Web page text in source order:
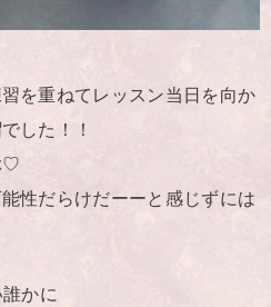
を重ねてレッスン当日を向か
した！！
♡
性だらけだーーと感じずには
かに